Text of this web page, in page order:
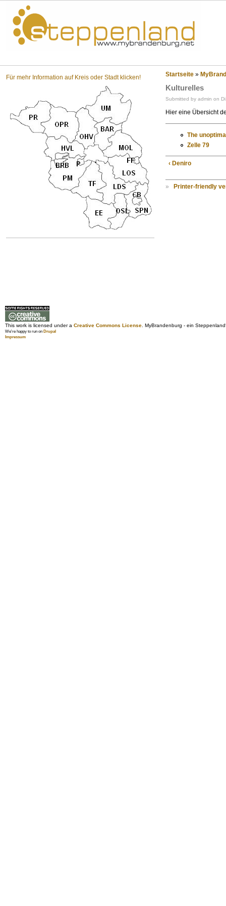
Für mehr Information auf Kreis oder Stadt klicken! Startseite »
Kulturelles
Submitted by admin on
Hier eine Übersicht
The
Zelle 79
‹ Deniro
» Printer-friendly
This work is licensed under a Creative Commons License. MyBrandenburg - ein
We're happy to run on Drupal
Impressum